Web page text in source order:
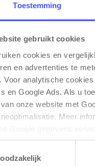
Toestemming
gebruikt cookies
cookies en
en advertenties te
Voor analytische
en Google Ads. Als u
onze website met
Meer
wijzigen of intrekken
stootrand (2mm)